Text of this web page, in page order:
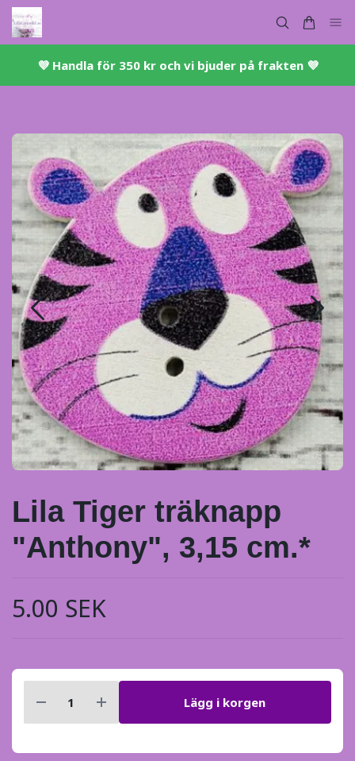
💜 ​Handla för 350 kr och vi bjuder på frakten 💜​
Lila Tiger träknapp
"Anthony", 3,15 cm.*
5.00 SEK
Lägg i korgen